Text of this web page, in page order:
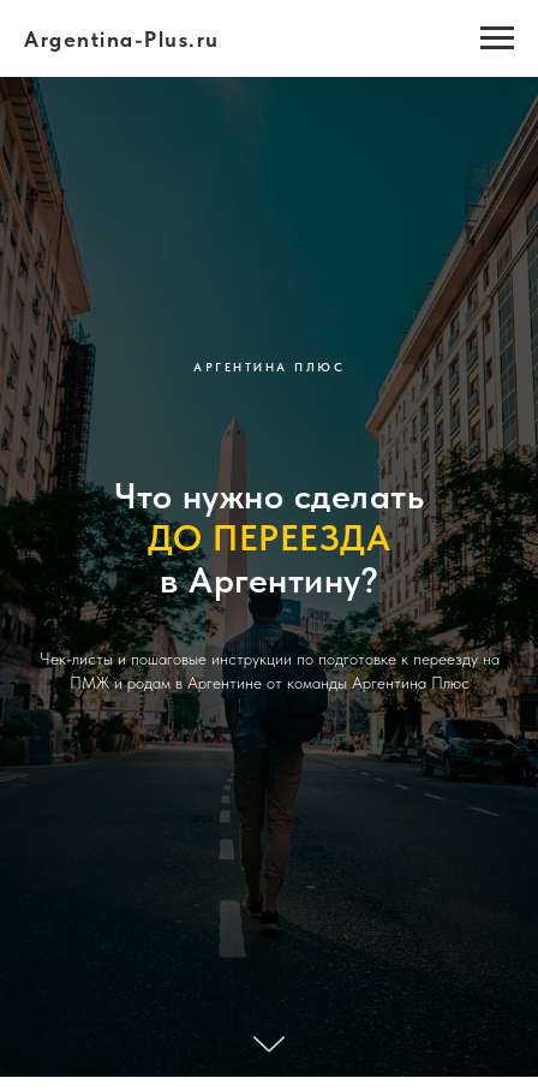
Argentina-Plus.ru
АРГЕНТИНА ПЛЮС
Что нужно сделать
ДО ПЕРЕЕЗДА
в Аргентину?
Чек-листы и пошаговые инструкции по подготовке к переезду на
ПМЖ и родам в Аргентине от команды Аргентина Плюс